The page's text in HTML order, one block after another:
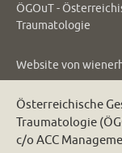
ÖGOuT -
Traumatologie
Website von
Österreichische
Traumatologie
c/o ACC